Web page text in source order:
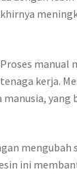
manual
kerja.
yang
ini